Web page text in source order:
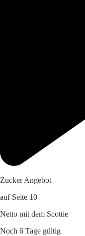
Zucker Angebot
auf Seite 10
Netto mit dem Scottie
Noch 6 Tage gültig